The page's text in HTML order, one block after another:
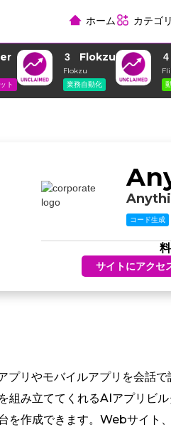
ホーム カテゴリ
ト
3 Flokzu
Flokzu
業務自動化
4
コード生成
サイトにアクセ
リやモバイルアプリを会話
組み立ててくれるAIアプリビ
を作成できます。Webサイト